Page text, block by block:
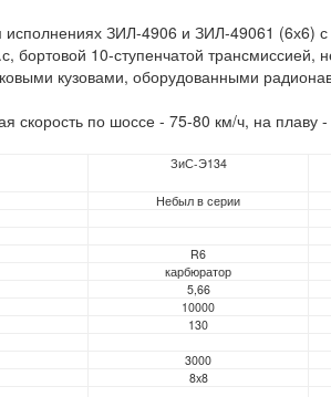
исполнениях ЗИЛ-4906 и ЗИЛ-49061 (6х6)
10-ступенчатой трансмиссией,
кузовами, оборудованными
по шоссе - 75-80 км/ч, на плаву -
ЗиС-Э134
Небыл в серии
R6
карбюратор
5,66
10000
130
3000
8x8